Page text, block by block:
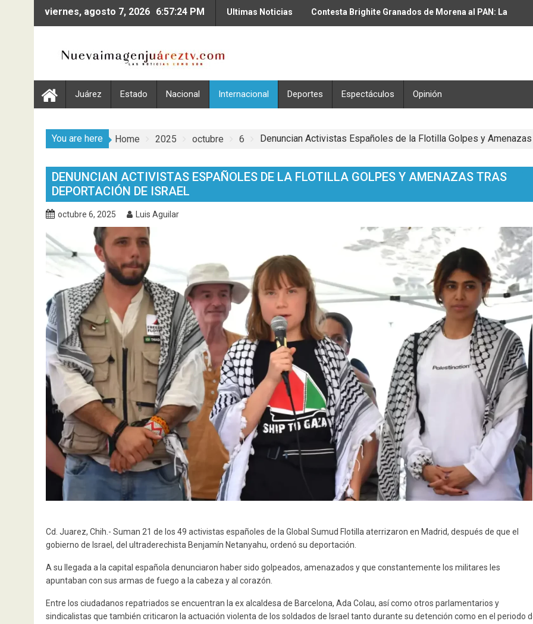
Skip
viernes, agosto 7, 2026 6:57:25 PM Ultimas Noticias Contesta Brighite Granados de Morena al PAN: La
Juárez Estado Nacional Internacional Deportes Espectáculos Opinión
You are here Home 2025 octubre 6 Denuncian Activistas Españoles de la Flotilla Golpes y
DENUNCIAN ACTIVISTAS ESPAÑOLES DE LA FLOTILLA GOLPES Y AMENAZAS TRAS
DEPORTACIÓN DE ISRAEL
octubre 6, 2025 Luis Aguilar
Cd. Juarez, Chih.- Suman 21 de los 49 activistas españoles de la Global Sumud Flotilla aterrizaron en Madrid, después de que el
gobierno de Israel, del ultraderechista Benjamín Netanyahu, ordenó su deportación.
A su llegada a la capital española denunciaron haber sido golpeados, amenazados y que constantemente los militares les
apuntaban con sus armas de fuego a la cabeza y al corazón.
Entre los ciudadanos repatriados se encuentran la ex alcaldesa de Barcelona, Ada Colau, así como otros parlamentarios y
sindicalistas que también criticaron la actuación violenta de los soldados de Israel tanto durante su detención como en el periodo